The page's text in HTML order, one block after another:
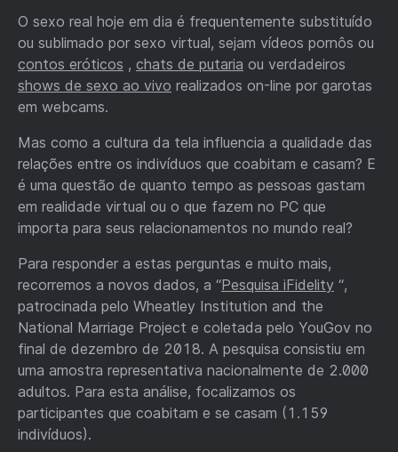
O sexo real hoje em dia é frequentemente substituído
ou sublimado por sexo virtual, sejam vídeos pornôs ou
contos eróticos , chats de putaria ou verdadeiros
shows de sexo ao vivo realizados on-line por garotas
em webcams.
Mas como a cultura da tela influencia a qualidade das
relações entre os indivíduos que coabitam e casam? E
é uma questão de quanto tempo as pessoas gastam
em realidade virtual ou o que fazem no PC que
importa para seus relacionamentos no mundo real?
Para responder a estas perguntas e muito mais,
recorremos a novos dados, a “Pesquisa iFidelity “,
patrocinada pelo Wheatley Institution and the
National Marriage Project e coletada pelo YouGov no
final de dezembro de 2018. A pesquisa consistiu em
uma amostra representativa nacionalmente de 2.000
adultos. Para esta análise, focalizamos os
participantes que coabitam e se casam (1.159
indivíduos).